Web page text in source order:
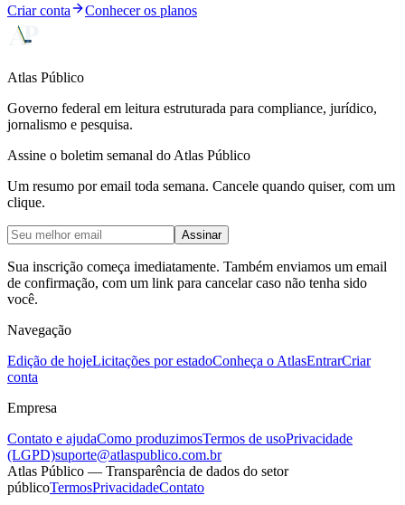
Criar conta Conhecer os planos
Atlas Público
Governo federal em leitura estruturada para compliance, jurídico,
jornalismo e pesquisa.
Assine o boletim semanal do Atlas Público
Um resumo por email toda semana. Cancele quando quiser, com um
clique.
Assinar
Sua inscrição começa imediatamente. Também enviamos um email
de confirmação, com um link para cancelar caso não tenha sido
você.
Navegação
Edição de hojeLicitações por estadoConheça o AtlasEntrarCriar
conta
Empresa
Contato e ajudaComo produzimosTermos de usoPrivacidade
(LGPD)suporte@atlaspublico.com.br
Atlas Público — Transparência de dados do setor
públicoTermosPrivacidadeContato